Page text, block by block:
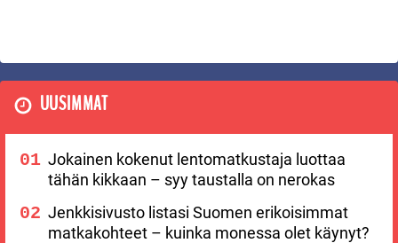
UUSIMMAT
Jokainen kokenut lentomatkustaja luottaa
tähän kikkaan – syy taustalla on nerokas
Jenkkisivusto listasi Suomen erikoisimmat
matkakohteet – kuinka monessa olet käynyt?